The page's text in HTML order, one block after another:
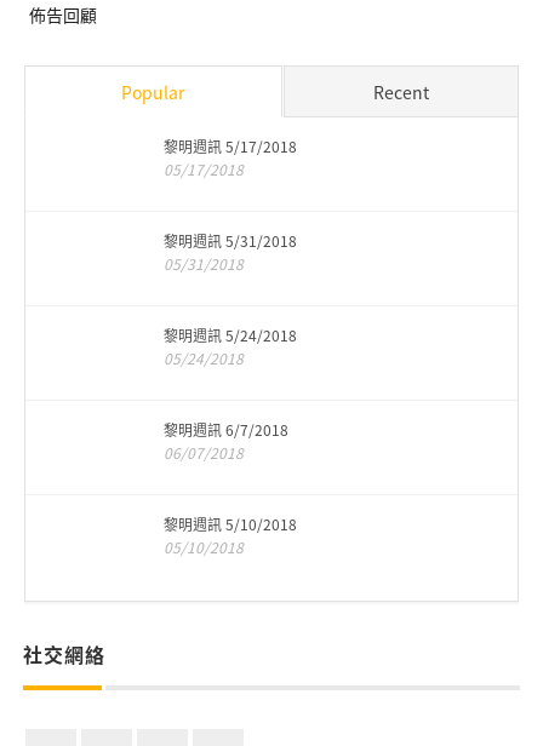
佈告回顧
Popular Recent
黎明週訊 5/17/2018
05/17/2018
黎明週訊 5/31/2018
05/31/2018
黎明週訊 5/24/2018
05/24/2018
黎明週訊 6/7/2018
06/07/2018
黎明週訊 5/10/2018
05/10/2018
社交網絡